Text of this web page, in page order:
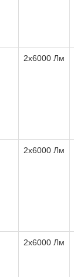
2х6000 Лм
2х6000 Лм
2х6000 Лм